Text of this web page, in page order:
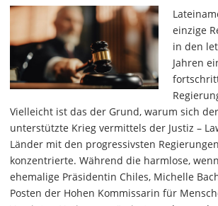
einzige
in den
Jahren
Vielleicht ist das der Grund, warum sich
unterstützte Krieg vermittels der Justiz –
Länder mit den progressivsten
konzentrierte. Während die harmlose,
ehemalige Präsidentin Chiles, Michelle
Posten der Hohen Kommissarin für